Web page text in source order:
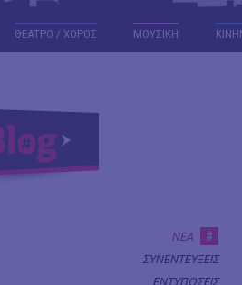
ΘΕΑΤΡΟ / ΧΟΡΟΣ ΜΟΥΣΙΚΗ
ΝΕΑ #
ΣΥΝΕΝΤΕΥΞΕΙΣ
ΕΝΤΥΠΩΣΕΙΣ